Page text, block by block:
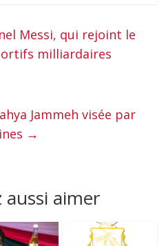
Messi, qui rejoint le
milliardaires
Jammeh visée par
→
aimer